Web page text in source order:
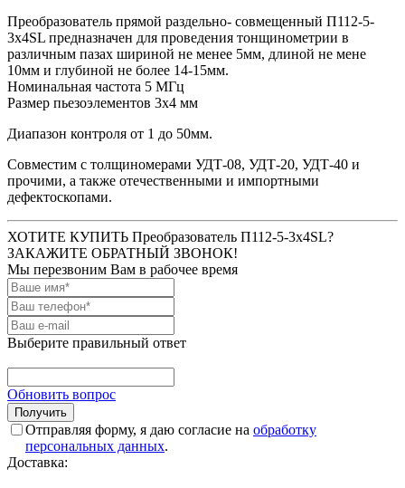
Преобразователь прямой раздельно- совмещенный П112-5-
3х4SL предназначен для проведения тонщинометрии в
различным пазах шириной не менее 5мм, длиной не мене
10мм и глубиной не более 14-15мм.
Номинальная частота 5 МГц
Размер пьезоэлементов 3x4 мм
Диапазон контроля от 1 до 50мм.
Совместим с толщиномерами УДТ-08, УДТ-20, УДТ-40 и
прочими, а также отечественными и импортными
дефектоскопами.
ХОТИТЕ КУПИТЬ Преобразователь П112-5-3x4SL?
ЗАКАЖИТЕ ОБРАТНЫЙ ЗВОНОК!
Мы перезвоним Вам в рабочее время
Выберите правильный ответ
Обновить вопрос
Отправляя форму, я даю согласие на обработку
персональных данных.
Доставка: